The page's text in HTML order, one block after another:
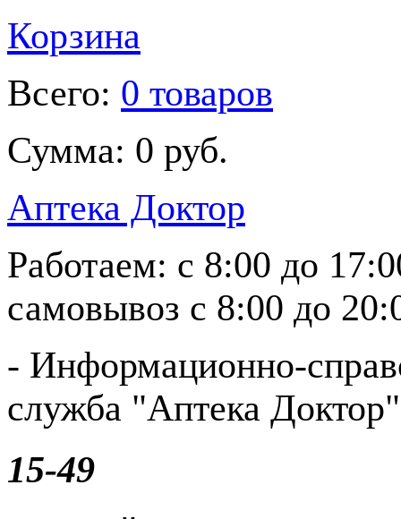
Корзина
Всего: 0 товаров
Сумма: 0 руб.
Аптека Доктор
Работаем: с 8:00 до
самовывоз с 8:00 до
- Информационно-
служба "Аптека
15-49